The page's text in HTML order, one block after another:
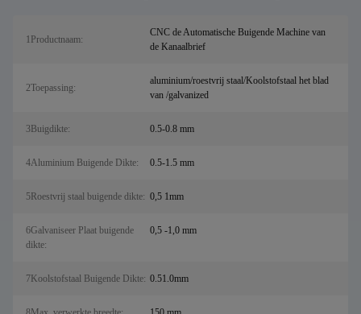
1Productnaam:
CNC de Automatische Buigende Machine van
de Kanaalbrief
2Toepassing:
aluminium/roestvrij staal/Koolstofstaal het blad
van /galvanized
3Buigdikte: 0.5-0.8 mm
4Aluminium Buigende Dikte: 0.5-1.5 mm
5Roestvrij staal buigende dikte: 0,5 1mm
6Galvaniseer Plaat buigende
dikte:
0,5 -1,0 mm
7Koolstofstaal Buigende Dikte: 0.51.0mm